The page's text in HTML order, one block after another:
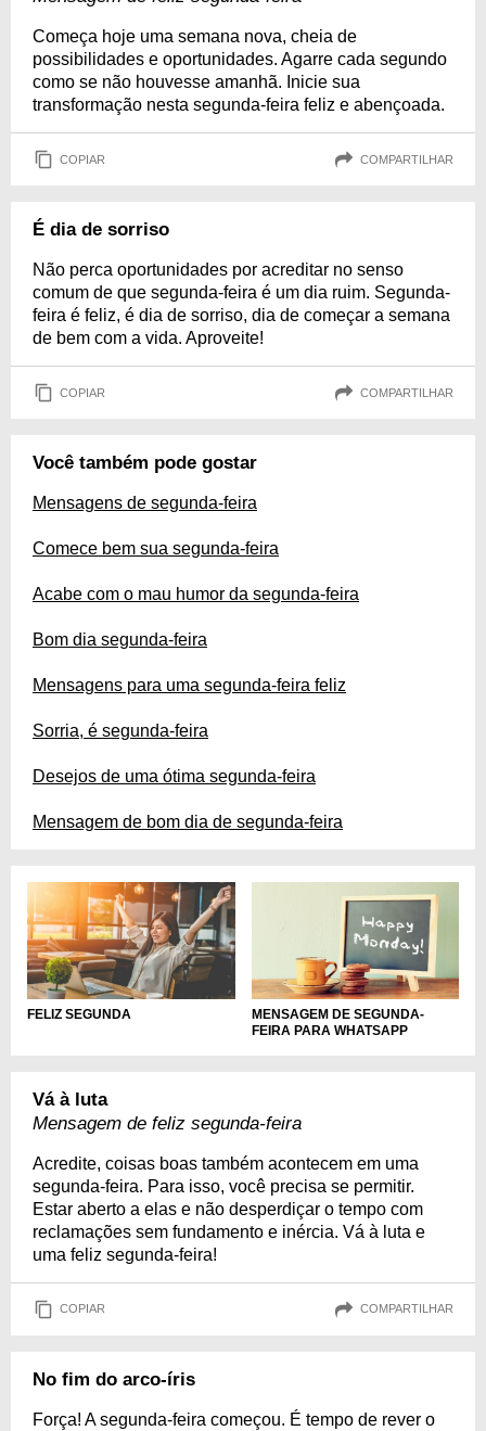
Começa hoje uma semana nova, cheia de
possibilidades e oportunidades. Agarre cada segundo
como se não houvesse amanhã. Inicie sua
transformação nesta segunda-feira feliz e abençoada.
COPIAR COMPARTILHAR
É dia de sorriso
Não perca oportunidades por acreditar no senso
comum de que segunda-feira é um dia ruim. Segunda-
feira é feliz, é dia de sorriso, dia de começar a semana
de bem com a vida. Aproveite!
COPIAR COMPARTILHAR
Você também pode gostar
Mensagens de segunda-feira
Comece bem sua segunda-feira
Acabe com o mau humor da segunda-feira
Bom dia segunda-feira
Mensagens para uma segunda-feira feliz
Sorria, é segunda-feira
Desejos de uma ótima segunda-feira
Mensagem de bom dia de segunda-feira
FELIZ SEGUNDA
MENSAGEM DE SEGUNDA-
FEIRA PARA WHATSAPP
Vá à luta
Mensagem de feliz segunda-feira
Acredite, coisas boas também acontecem em uma
segunda-feira. Para isso, você precisa se permitir.
Estar aberto a elas e não desperdiçar o tempo com
reclamações sem fundamento e inércia. Vá à luta e
uma feliz segunda-feira!
COPIAR COMPARTILHAR
No fim do arco-íris
Força! A segunda-feira começou. É tempo de rever o